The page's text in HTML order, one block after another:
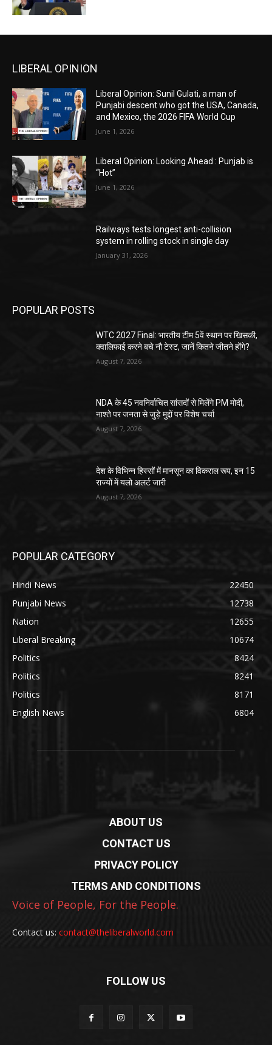
LIBERAL OPINION
Liberal Opinion: Sunil Gulati, a man of
Punjabi descent who got the USA, Canada,
and Mexico, the 2026 FIFA World Cup
June 1, 2026
Liberal Opinion: Looking Ahead : Punjab is
“Hot”
June 1, 2026
Railways tests longest anti-collision
system in rolling stock in single day
January 31, 2026
POPULAR POSTS
WTC 2027 Final: भारतीय टीम 5वें स्थान पर खिसकी,
क्वालिफाई करने बचे नौ टेस्ट, जानें कितने जीतने होंगे?
August 7, 2026
NDA के 45 नवनिर्वाचित सांसदों से मिलेंगे PM मोदी,
नाश्ते पर जनता से जुड़े मुद्दों पर विशेष चर्चा
August 7, 2026
देश के विभिन्न हिस्सों में मानसून का विकराल रूप, इन 15
राज्यों में यलो अलर्ट जारी
August 7, 2026
POPULAR CATEGORY
Hindi News
22450
Punjabi News
12738
Nation
12655
Liberal Breaking
10674
Politics
8424
Politics
8241
Politics
8171
English News
6804
ABOUT US
CONTACT US
PRIVACY POLICY
TERMS AND CONDITIONS
Voice of People, For the People.
Contact us: contact@theliberalworld.com
FOLLOW US